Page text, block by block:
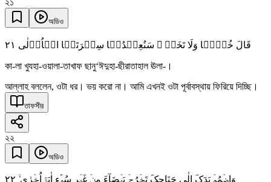
২১
অডিও
قَالَ خُذۡہَا وَلَا تَخَفۡ ٝ سَنُعِیۡدُہَا سِیۡرَتَہَا الۡاُوۡلٰی ٢١
কা-লা খুযহা-ওয়ালা-তাখাফ ছানু‘ঈদুহা-ছীরাতাহাল ঊলা-।
আল্লাহ বললেন, ওটা ধর। ভয় করো না। আমি এখনই ওটা পূর্বাবস্থায় ফিরিয়ে দিচ্ছি।
তাফসীর
২২
অডিও
وَاضۡمُمۡ یَدَکَ اِلٰی جَنَاحِکَ تَخۡرُجۡ بَیۡضَآءَ مِنۡ غَیۡرِ سُوۡٓءٍ اٰیَۃً اُخۡرٰی ۙ ٢٢